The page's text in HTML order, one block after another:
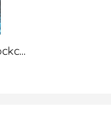
The Truth Machine Blockchain Và Tương Lai Của Tiền Tệ